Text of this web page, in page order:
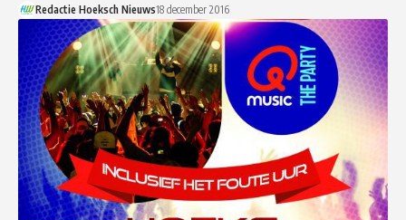
Redactie Hoeksch Nieuws18 december 2016